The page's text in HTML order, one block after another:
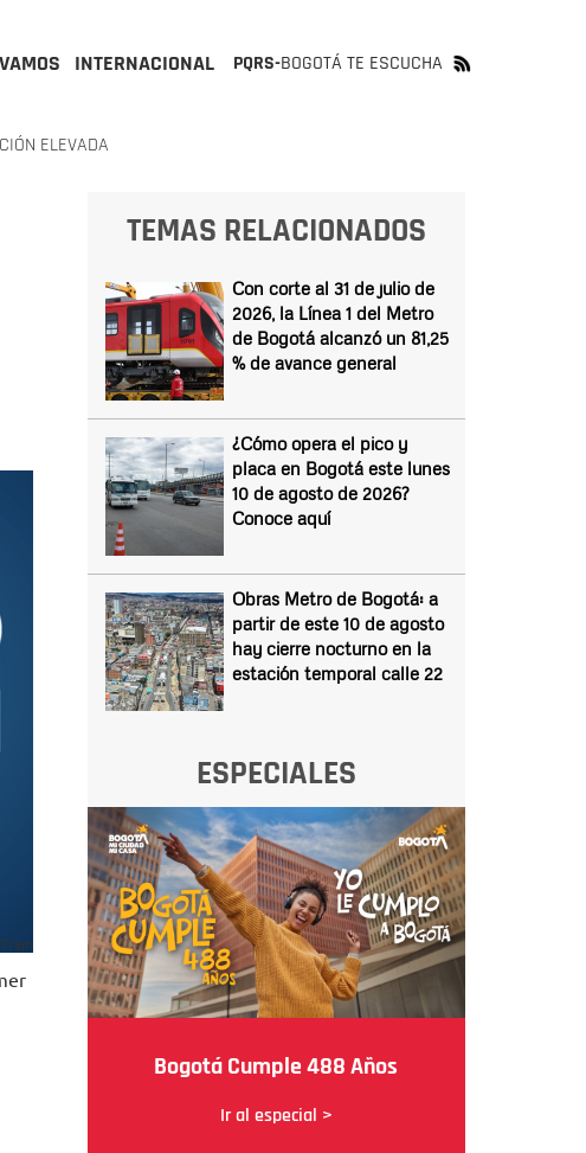
INTERNACIONAL PQRS-BOGOTÁ TE ESCUCHA
ELEVADA
TEMAS RELACIONADOS
Con corte al 31 de julio de
2026, la Línea 1 del Metro
de Bogotá alcanzó un 81,25
% de avance general
¿Cómo opera el pico y
placa en Bogotá este lunes
10 de agosto de 2026?
Conoce aquí
Obras Metro de Bogotá: a
partir de este 10 de agosto
hay cierre nocturno en la
estación temporal calle 22
ESPECIALES
Bogotá Cumple 488 Años
Ir al especial >